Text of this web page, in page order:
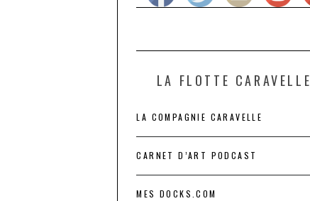
LA FLOTTE CARAVELLE
LA COMPAGNIE CARAVELLE
CARNET D’ART PODCAST
MES DOCKS.COM